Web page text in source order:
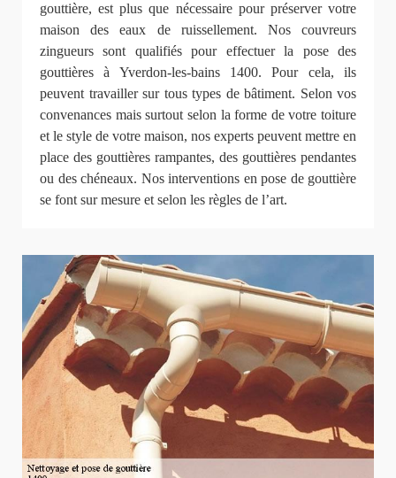
gouttière, est plus que nécessaire pour préserver votre
maison des eaux de ruissellement. Nos couvreurs
zingueurs sont qualifiés pour effectuer la pose des
gouttières à Yverdon-les-bains 1400. Pour cela, ils
peuvent travailler sur tous types de bâtiment. Selon vos
convenances mais surtout selon la forme de votre toiture
et le style de votre maison, nos experts peuvent mettre en
place des gouttières rampantes, des gouttières pendantes
ou des chéneaux. Nos interventions en pose de gouttière
se font sur mesure et selon les règles de l’art.